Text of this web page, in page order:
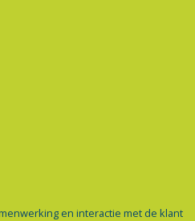
en interactie met de klant